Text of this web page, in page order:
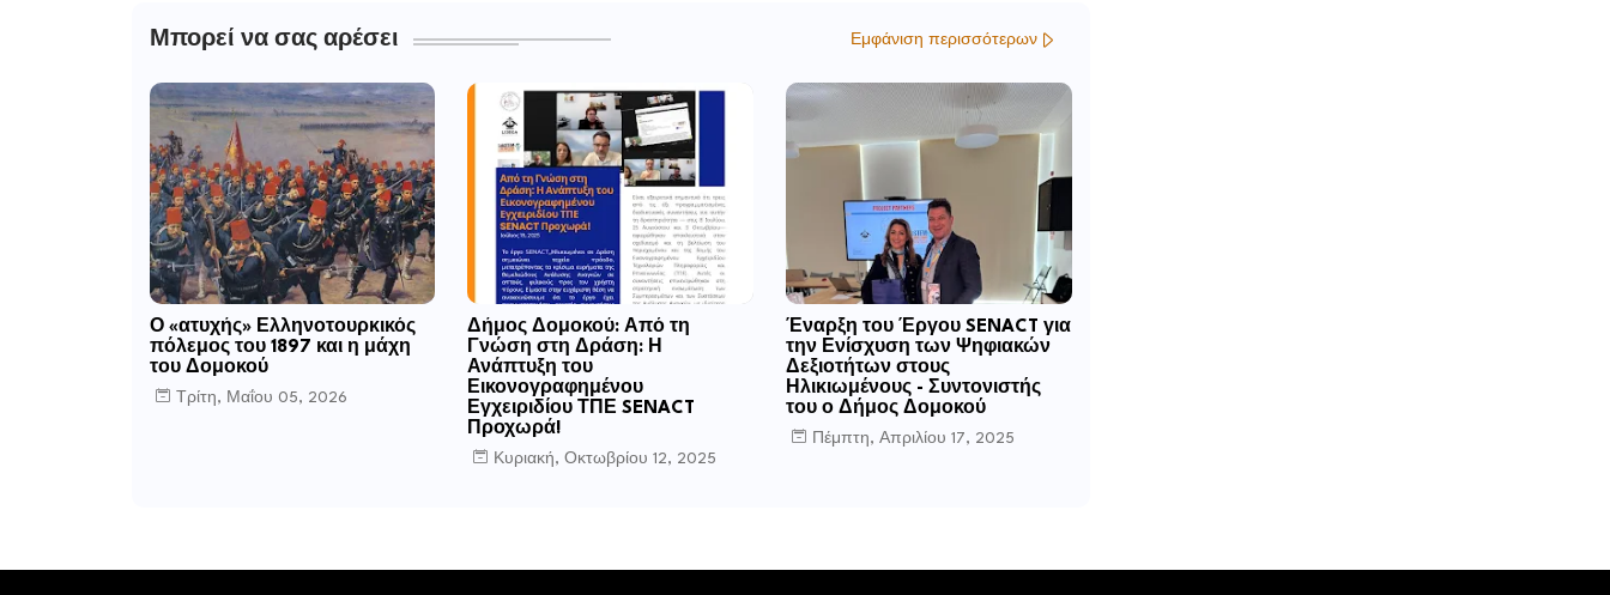
Μπορεί να σας αρέσει Εμφάνιση περισσότερων
Ο «ατυχής» Ελληνοτουρκικός
πόλεμος του 1897 και η μάχη
του Δομοκού
Τρίτη, Μαΐου 05, 2026
Δήμος Δομοκού: Από τη
Γνώση στη Δράση: Η
Ανάπτυξη του
Εικονογραφημένου
Εγχειριδίου ΤΠΕ SENACT
Προχωρά!
Κυριακή, Οκτωβρίου 12, 2025
Έναρξη του Έργου SENACT για
την Ενίσχυση των Ψηφιακών
Δεξιοτήτων στους
Ηλικιωμένους - Συντονιστής
του ο Δήμος Δομοκού
Πέμπτη, Απριλίου 17, 2025